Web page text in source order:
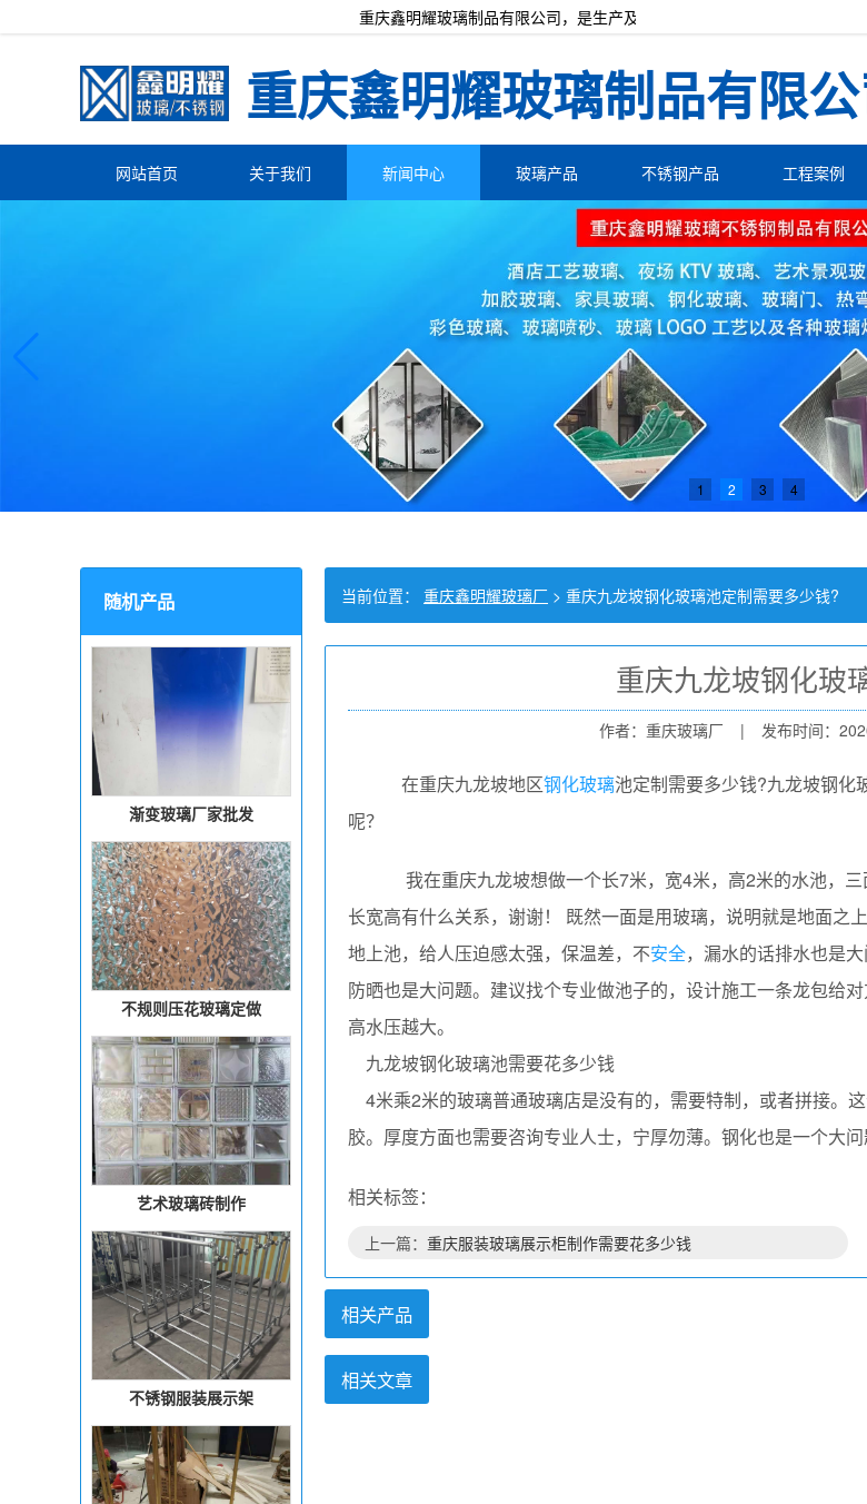
重庆鑫明耀玻璃制品有限公司，是生产及加工不锈钢厂家与玻璃厂家。可
重庆鑫明耀玻璃制品有限
网站首页 关于我们 新闻中心 玻璃产品 不锈钢产品 工程案例
1 2 3 4
随机产品
渐变玻璃厂家批发
不规则压花玻璃定做
艺术玻璃砖制作
不锈钢服装展示架
当前位置： 重庆鑫明耀玻璃厂 > 重庆九龙坡钢化玻璃池定制需要多少钱?
重庆九龙坡钢化玻
作者：重庆玻璃厂 | 发布时间：
在重庆九龙坡地区钢化玻璃池定制需要多少钱?九龙坡钢化
呢？
我在重庆九龙坡想做一个长7米，宽4米，高2米的水池，
长宽高有什么关系，谢谢！ 既然一面是用玻璃，说明就是地面
地上池，给人压迫感太强，保温差，不安全，漏水的话排水也是
防晒也是大问题。建议找个专业做池子的，设计施工一条龙包给
高水压越大。
九龙坡钢化玻璃池需要花多少钱
4米乘2米的玻璃普通玻璃店是没有的，需要特制，或者拼接。
胶。厚度方面也需要咨询专业人士，宁厚勿薄。钢化也是一个大
相关标签：
上一篇： 重庆服装玻璃展示柜制作需要花多少钱
相关产品
相关文章